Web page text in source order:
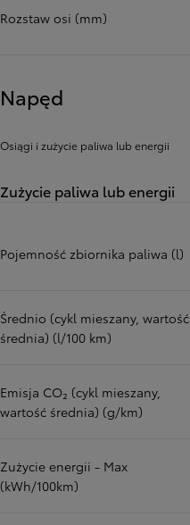
Rozstaw osi (mm)
Napęd
Osiągi i zużycie paliwa lub energii
Zużycie paliwa lub energii
Pojemność zbiornika paliwa (l)
Średnio (cykl mieszany, wartość
średnia) (l/100 km)
Emisja CO₂ (cykl mieszany,
wartość średnia) (g/km)
Zużycie energii - Max
(kWh/100km)